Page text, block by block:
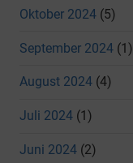
Oktober 2024 (5)
September 2024 (1)
August 2024 (4)
Juli 2024 (1)
Juni 2024 (2)